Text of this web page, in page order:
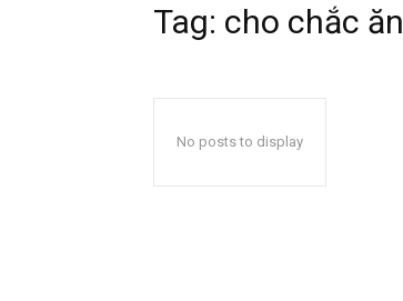
Tag: cho chắc ăn
No posts to display